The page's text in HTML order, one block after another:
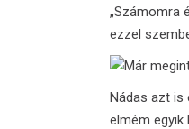
„Számomra
ezzel
Nádas azt is
elmém